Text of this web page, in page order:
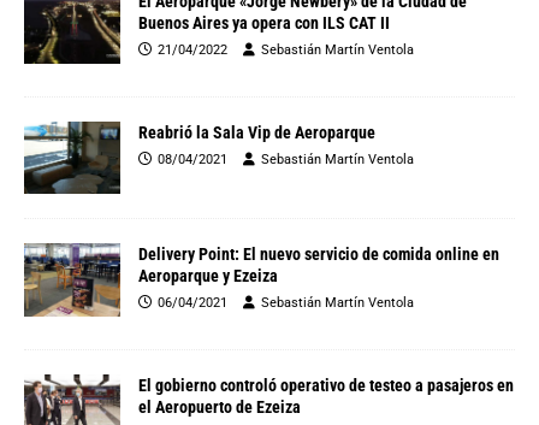
Buenos Aires ya opera con ILS CAT II
21/04/2022 Sebastián Martín Ventola
Reabrió la Sala Vip de Aeroparque
08/04/2021 Sebastián Martín Ventola
Delivery Point: El nuevo servicio de comida online en
Aeroparque y Ezeiza
06/04/2021 Sebastián Martín Ventola
El gobierno controló operativo de testeo a pasajeros en
el Aeropuerto de Ezeiza